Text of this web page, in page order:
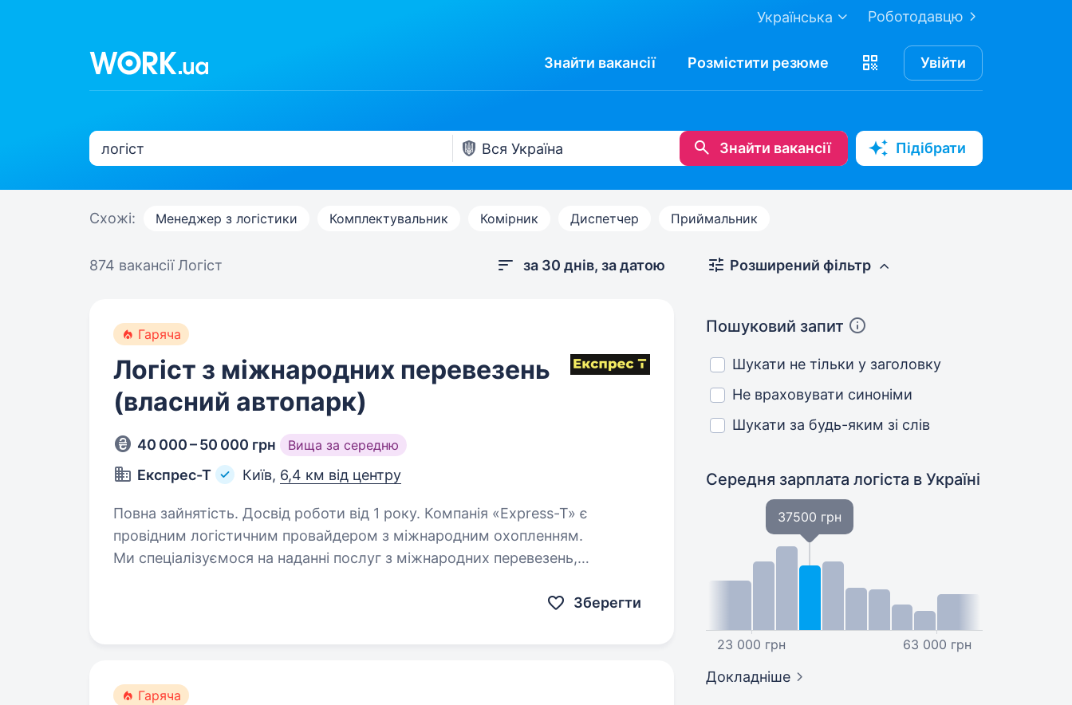
Роботодавцю
Українська
Знайти вакансії Розмістити резюме Увійти
Знайти вакансії Підібрати
Схожі: Менеджер з логістики Комплектувальник Комірник Диспетчер Приймальник
874 вакансіїЛогіст за 30 днів, за датою
Гаряча
Логіст з міжнародних перевезень
(власний автопарк)
40 000 – 50 000 грн Вища за середню
Експрес-Т Київ, 6,4 км від центру
Повна зайнятість. Досвід роботи від 1 року. Компанія «Express-T» є
провідним логістичним провайдером з міжнародним охопленням.
Ми спеціалізуємося на наданні послуг з міжнародних перевезень,
Зберегти
Гаряча
Розширений фільтр
Пошуковий запит
Шукати не тільки у заголовку
Не враховувати синоніми
Шукати за будь-яким зі слів
Середня зарплата логіста в Україні
23 000 грн
37500 грн
63 000 грн
Докладніше